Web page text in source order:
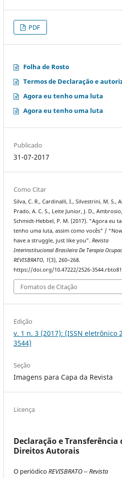
PDF
Folha de Rosto
Termos de Declaração e
Agora eu tenho uma luta
Agora eu tenho uma luta
Publicado
31-07-2017
Como Citar
Silva, C. R., Cardinalli, I., Silvestrini, M. S.,
Prado, A. C. S., Leite Junior, J. D.,
Schmidt-Hebbel, P. M. (2017). "Agora eu
tenho uma luta, assim como vocês" /
have a struggle, just like you”.Revista
Interinstitucional Brasileira De Terapia
REVISBRATO, 1(3), 260–268.
https://doi.org/10.47222/2526-
Fomatos de Citação
Edição
v. 1 n. 3 (2017): (ISSN eletrônico
3544)
Seção
Imagens para Capa da Revista
Licença
Declaração e Transferência
Direitos Autorais
O periódicoREVISBRATO -- Revista